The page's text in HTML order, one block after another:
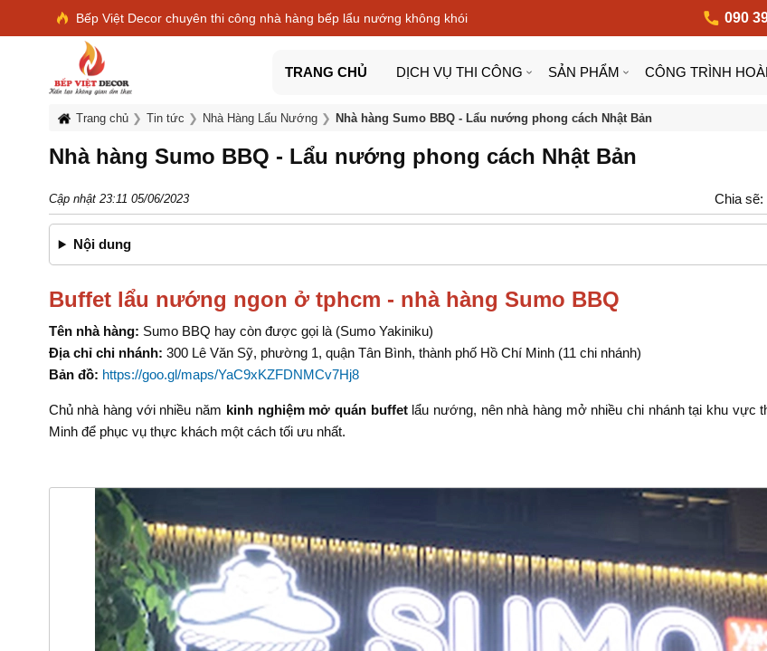
Bếp Việt Decor chuyên thi công nhà hàng bếp lẩu nướng không khói 090
TRANG CHỦ DỊCH VỤ THI CÔNG SẢN PHẨM CÔNG TRÌNH
Trang chủ Tin tức Nhà Hàng Lẩu Nướng Nhà hàng Sumo BBQ - Lẩu nướng phong cách Nhật Bản
Nhà hàng Sumo BBQ - Lẩu nướng phong cách Nhật Bản
Cập nhật 23:11 05/06/2023 Chia sẽ:
Nội dung
Buffet lẩu nướng ngon ở tphcm - nhà hàng Sumo BBQ
Tên nhà hàng: Sumo BBQ hay còn được gọi là (Sumo Yakiniku)
Địa chỉ chi nhánh: 300 Lê Văn Sỹ, phường 1, quận Tân Bình, thành phố Hồ Chí Minh (11 chi nhánh)
Bản đồ: https://goo.gl/maps/YaC9xKZFDNMCv7Hj8
Chủ nhà hàng với nhiều năm kinh nghiệm mở quán buffetlẩu nướng, nên nhà hàng mở nhiều chi nhánh tại khu vực
Minh để phục vụ thực khách một cách tối ưu nhất.